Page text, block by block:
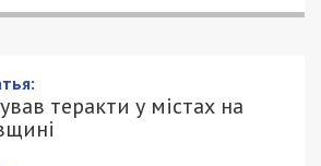
теракти у містах на